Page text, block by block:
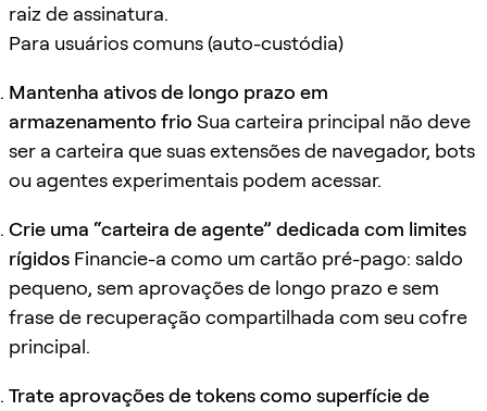
raiz de assinatura.
Para usuários comuns (auto-custódia)
Mantenha ativos de longo prazo em
armazenamento frio Sua carteira principal não deve
ser a carteira que suas extensões de navegador, bots
ou agentes experimentais podem acessar.
Crie uma “carteira de agente” dedicada com limites
rígidos Financie-a como um cartão pré-pago: saldo
pequeno, sem aprovações de longo prazo e sem
frase de recuperação compartilhada com seu cofre
principal.
Trate aprovações de tokens como superfície de